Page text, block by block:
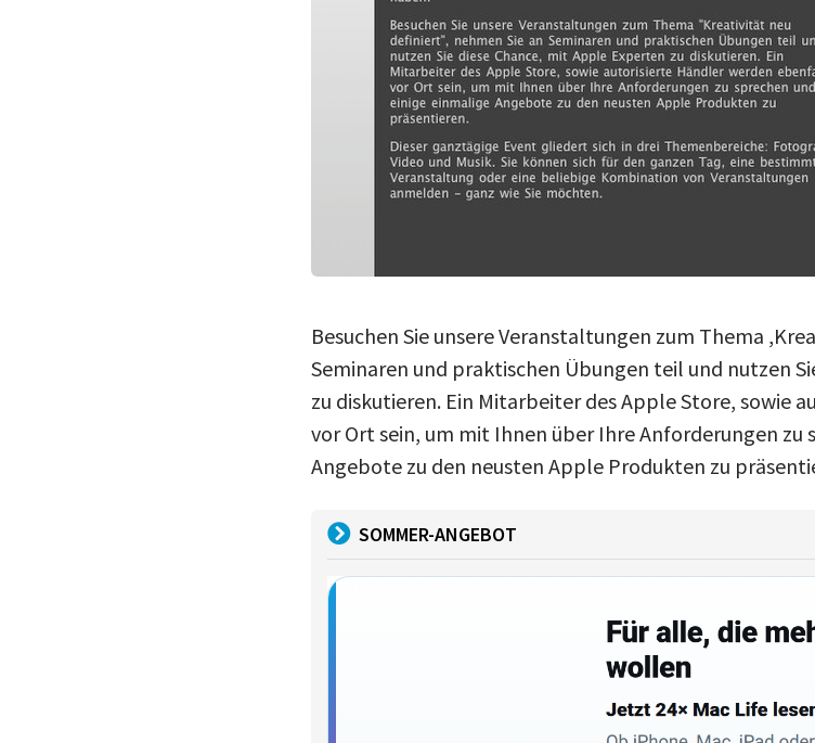
Besuchen Sie unsere Veranstaltungen zum Thema
Seminaren und praktischen Übungen teil und nutzen
zu diskutieren. Ein Mitarbeiter des Apple Store, sowie
vor Ort sein, um mit Ihnen über Ihre Anforderungen zu
Angebote zu den neusten Apple Produkten zu
SOMMER-ANGEBOT